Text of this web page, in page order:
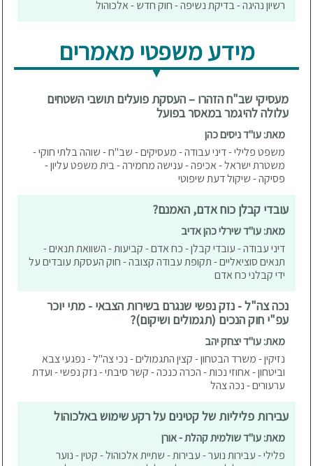
רשיון נהיגה - בדיקת נשיפה - חוק חדש - אלכוהול
מידע משפטי מאמרים
מעסיקי שב"ח הזהרו – העסקת פועלים תושבי השטחים
עלולה להיגמר במאסר בפועל
מאת: עו"ד ניסים כהן
משפט פלילי - דיני עבודה - מעסיקים - שב"ח - שוהה בלתי חוקי -
משטרת ישראל - אכיפה - ענישה מחמירה - בית משפט עליון -
פסיקה - שיקול דעת שיפוטי
עובדי קבלן כוח אדם, האמנם?
מאת: עו"ד שירלי כהן אדיב
דיני עבודה - עובדי קבלן - כח אדם - קביעות - השוואת תנאים -
תנאים סוציאליים - תקופת עבודה קצובה - חוק העסקת עובדים על
ידי קבלני כח אדם
נכה צה"ל - נזק נפשי שנגרם בשירות הצבאי - מתי יוכר
עפ"י חוק הנכים (תגמולים ושיקום)?
מאת: עו"ד יצחק יהב
נזיקין - משרד הבטחון - קצין התגמולים - נכי צה"ל - נפגעי צבא
וביטחון - אחוזי נכות - הכרה כנכה - קשר סיבתי - נזק נפשי - ועדת
ערעורים - נכה צהל
עבירות פליליות של קטינים על רקע שימוש באלכוהול
מאת: עו"ד שולמית קהלת - אורן
פלילי - עבירות נוער - עבירות - שתיית אלכוהול - קטין - נוער